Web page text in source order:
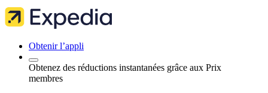
Obtenir l’appli
Obtenez des réductions instantanées grâce aux Prix
membres